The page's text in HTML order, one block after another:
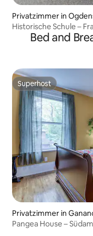
Privatzimmer in
Historische Schule –
Bed and
Superhost
Superhost
Privatzimmer in
Pangea House –